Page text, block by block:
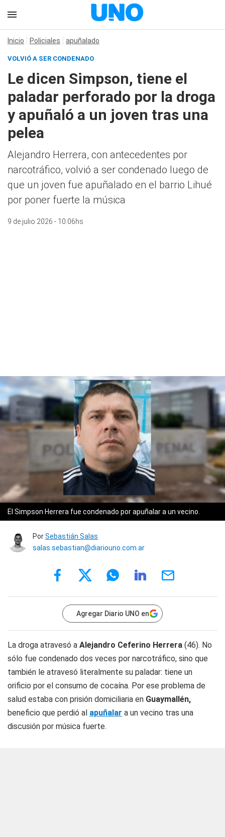
Inicio Policiales apuñalado
VOLVIÓ A SER CONDENADO
Le dicen Simpson, tiene el
paladar perforado por la droga
y apuñaló a un joven tras una
pelea
Alejandro Herrera, con antecedentes por
narcotráfico, volvió a ser condenado luego de
que un joven fue apuñalado en el barrio Lihué
por poner fuerte la música
9 de julio 2026 - 10:06hs
El Simpson Herrera fue condenado por apuñalar a un vecino.
PorSebastián Salas
salas.sebastian@diariouno.com.ar
Agregar Diario UNO en
La droga atravesó a Alejandro Ceferino Herrera (46). No
sólo fue condenado dos veces por narcotráfico, sino que
también le atravesó literalmente su paladar: tiene un
orificio por el consumo de cocaína. Por ese problema de
salud estaba con prisión domiciliaria en Guaymallén,
beneficio que perdió al apuñalar a un vecino tras una
discusión por música fuerte.